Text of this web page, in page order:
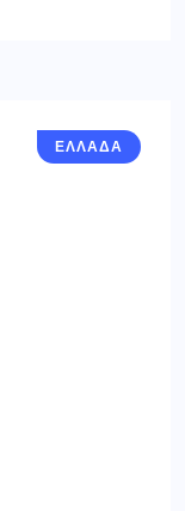
ΕΛΛΑΔΑ